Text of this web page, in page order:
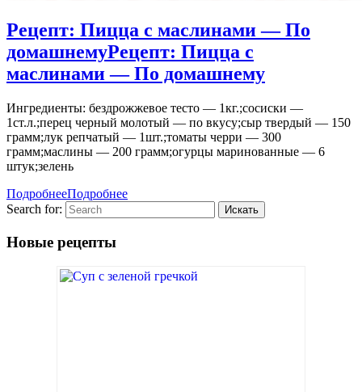
Рецепт: Пицца с маслинами — По
домашнемуРецепт: Пицца с
маслинами — По домашнему
Ингредиенты: бездрожжевое тесто — 1кг.;сосиски —
1ст.л.;перец черный молотый — по вкусу;сыр твердый — 150
грамм;лук репчатый — 1шт.;томаты черри — 300
грамм;маслины — 200 грамм;огурцы маринованные — 6
штук;зелень
ПодробнееПодробнее
Search for:
Новые рецепты